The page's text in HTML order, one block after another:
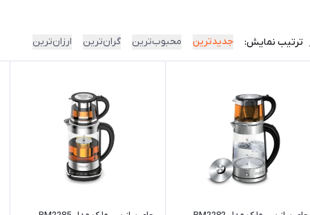
ترتیب نمایش: جدیدترین محبوب‌ترین گران‌ترین ارزان‌ترین